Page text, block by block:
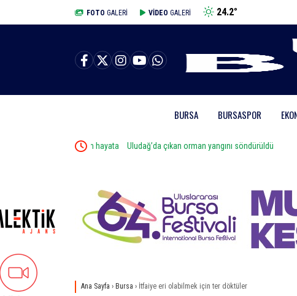
FOTO GALERİ VİDEO GALERİ 24.2°
BURSA BURSASPOR
dev ekosistem hayata Uludağ’da çıkan orman yangını söndürüldü
Ana Sayfa › Bursa › İtfaiye eri olabilmek için ter döktüler